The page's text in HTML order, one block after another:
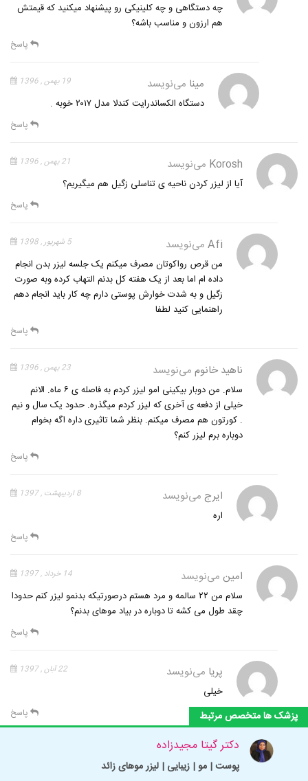
پزشک ها متخصص مرتبط
پوست | مو | زیبایی | لیزر موهای زائد
دکتر گیتا مجیدزاده
پوست | مو | زیبایی | لیزر موهای زائد
چه دستگاهی و چه کلینیکی رو پیشنهاد میکنید که قیمتش
هم ارزون و مناسب باشه؟
پاسخ
مینا می‌نویسد 19 بهمن , 1396
دستگاه الکساندرایت کندلا مدل ۲۰۱۷ خوبه .
پاسخ
Korosh می‌نویسد 21 بهمن , 1396
آیا از لیزر کردن ناحیه ی تناسلی زگیل هم میگیریم؟
پاسخ
Afi می‌نویسد 5 شهریور , 1398
من قرص رواکوتان مصرف میکنم یک جلسه لیزر بدن انجام
داده ام اما بعد از یک هفته کل بدنم التهاب کرده وبه صورت
زگیل و به شدت خوارش پوستی دارم چه کار باید انجام دهم
راهنمایی کنید لطفا
پاسخ
ناهید خانوم می‌نویسد 23 بهمن , 1396
سلام. من دوبار بیکینی امو لیزر کردم به فاصله ی ۶ ماه. الانم
خیلی از دفعه ی آخری که لیزر کردم میگذره. حدود یک سال و نیم
. کورتون هم مصرف میکنم. بنظر شما تاثیری داره اگه بخوام
دوباره برم لیزر کنم؟
پاسخ
ایرج می‌نویسد 8 اردیبهشت , 1397
اره
پاسخ
امین می‌نویسد 14 خرداد , 1397
سلام من ۲۲ سالمه و مرد هستم درصورتیکه بدنمو لیزر کنم حدودا
چقد طول می کشه تا دوباره در بیاد موهای بدنم؟
پاسخ
پریا می‌نویسد 22 آبان , 1397
خیلی
پاسخ
نازگل می‌نویسد
باسلام